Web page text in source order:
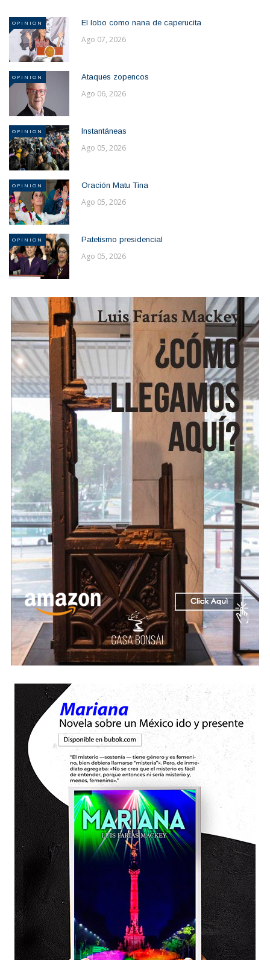
OPINION El lobo como nana de caperucita
Ago 07, 2026
OPINION Ataques zopencos
Ago 06, 2026
OPINION Instantáneas
Ago 05, 2026
OPINION Oración Matu Tina
Ago 05, 2026
OPINION Patetismo presidencial
Ago 05, 2026